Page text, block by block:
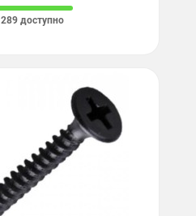
289 доступно